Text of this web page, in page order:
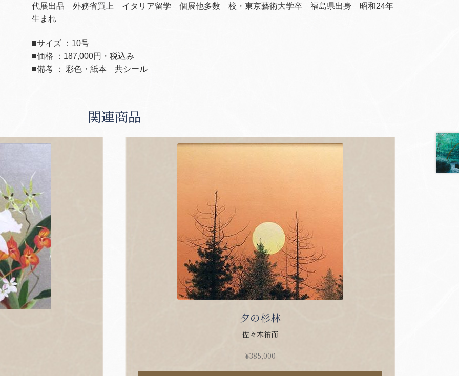
代展出品 外務省買上 イタリア留学 個展他多数 校・東京藝術大学卒 福島県出身 昭和24年
生まれ
■サイズ ：10号
■価格 ：187,000円・税込み
■備考 ： 彩色・紙本 共シール
関連商品
夕の杉林
佐々木祐而
¥385,000